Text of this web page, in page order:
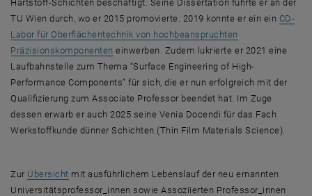
Hartstoff-Schichten beschäftigt. Seine Dissertation führte er an der
TU Wien durch, wo er 2015 promovierte. 2019 konnte er ein ein CD-
Labor für Oberflächentechnik von hochbeanspruchten
Präzisionskomponenten , öffnet eine externe URL in einem neuen
einwerben. Zudem lukrierte er 2021 eine
Laufbahnstelle zum Thema “Surface Engineering of High-
Performance Components” für sich, die er nun erfolgreich mit der
Qualifizierung zumAssociate Professor beendet hat. Im Zuge
dessen erwarb er auch 2025 seine Venia Docendi für das Fach
Werkstoffkunde dünner Schichten (Thin Film Materials Science).
Zur Übersicht mit ausführlichem Lebenslauf der neu ernannten
Universitätsprofessor_innen sowie Assoziierten Professor_innen